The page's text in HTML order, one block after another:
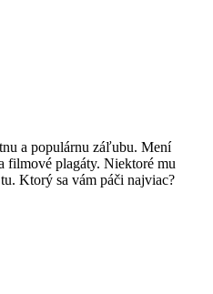
a populárnu záľubu. Mení
filmové plagáty. Niektoré mu
Ktorý sa vám páči najviac?